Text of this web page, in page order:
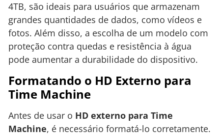
4TB, são ideais para usuários que armazenam
grandes quantidades de dados, como vídeos e
fotos. Além disso, a escolha de um modelo com
proteção contra quedas e resistência à água
pode aumentar a durabilidade do dispositivo.
Formatando o HD Externo para
Time Machine
Antes de usar o HD externo para Time
Machine, é necessário formatá-lo corretamente.